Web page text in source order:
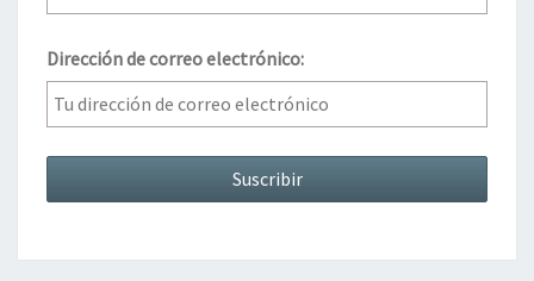
Dirección de correo electrónico: